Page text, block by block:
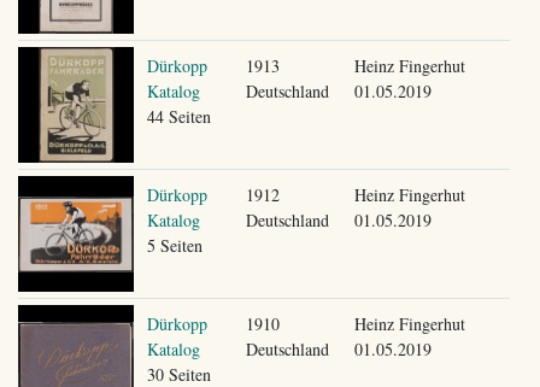
Dürkopp
Katalog
44 Seiten
1913
Deutschland
Heinz Fingerhut
01.05.2019
Dürkopp
Katalog
5 Seiten
1912
Deutschland
Heinz Fingerhut
01.05.2019
Dürkopp
Katalog
30 Seiten
1910
Deutschland
Heinz Fingerhut
01.05.2019